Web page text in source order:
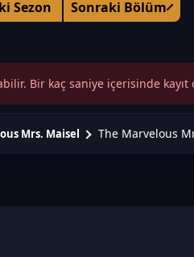
Sezon Sonraki Bölüm
Bir kaç saniye içerisinde
Mrs. Maisel The Marvelous